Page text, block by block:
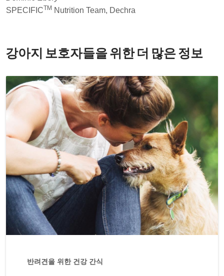
SPECIFICTM Nutrition Team, Dechra
강아지 보호자들을 위한 더 많은 정보
반려견을 위한 건강 간식